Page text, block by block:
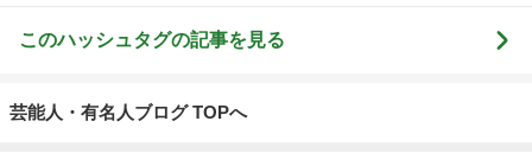
このハッシュタグの記事を見る
芸能人・有名人ブログ TOPへ